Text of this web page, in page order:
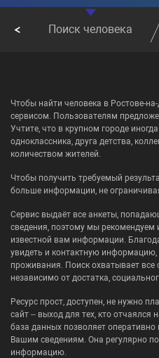
Поиск человека
Чтобы найти человека в Ростове-
сервисом. Пользователям
Учтите, что в крупном городе
одноклассника, друга детства,
количеством жителей.
Чтобы получить требуемый
больше информации, не
Сервис выдаёт все анкеты,
сведения, поэтому мы
известной вам информации.
увидеть и контактную
проживания. Поиск охватывает все
независимо от достатка,
Ресурс прост, доступен, не нужно
сайт – выход для тех, кто отчаялся
база данных позволяет
Вашим сведениям. Она регулярно
информацию.